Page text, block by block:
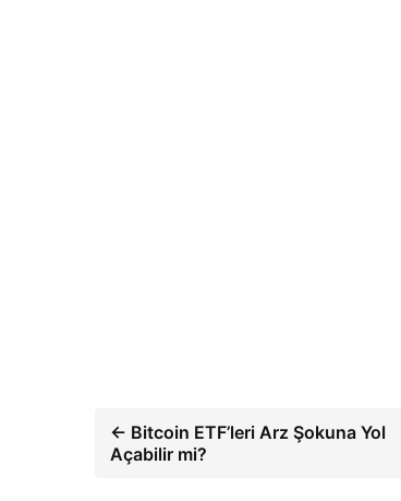
← Bitcoin ETF’leri Arz Şokuna Yol
Açabilir mi?